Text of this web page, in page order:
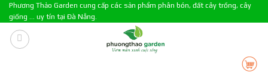
Skip
to
content
Phương Thảo Garden cung cấp các sản phẩm phân bón, đất cây trồng, cây
giống ... uy tín tại Đà Nẵng.